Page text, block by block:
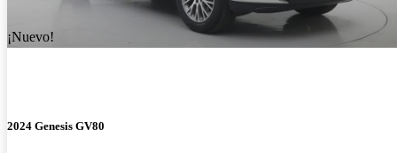
¡Nuevo!
2024 Genesis GV80